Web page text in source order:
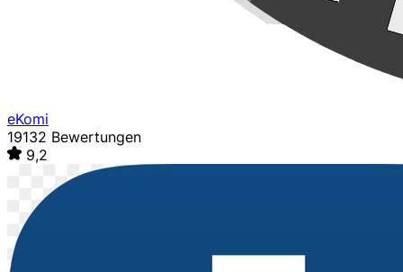
eKomi
19132 Bewertungen
9,2